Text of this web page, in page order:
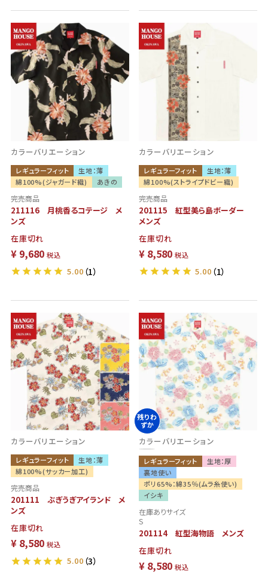
カラーバリエーション
レギュラーフィット
生地：薄
綿100%(ジャガード織)
あきの
完売商品
211116 月桃香るコテージ メ
ンズ
在庫切れ
¥ 9,680 税込
5.00 （1）
カラーバリエーション
レギュラーフィット
生地：薄
綿100%(ストライプドビー織)
完売商品
201115 紅型美ら島ボーダー
メンズ
在庫切れ
¥ 8,580 税込
5.00 （1）
カラーバリエーション
レギュラーフィット
生地：薄
綿100%(サッカー加工)
完売商品
201111 ぶぎうぎアイランド メ
ンズ
在庫切れ
¥ 8,580 税込
5.00 （3）
カラーバリエーション
レギュラーフィット
生地：厚
裏地使い
ポリ65%：綿35％(ムラ糸使い)
イシキ
残りわ
ずか
在庫ありサイズ
S
201114 紅型海物語 メンズ
在庫切れ
¥ 8,580 税込